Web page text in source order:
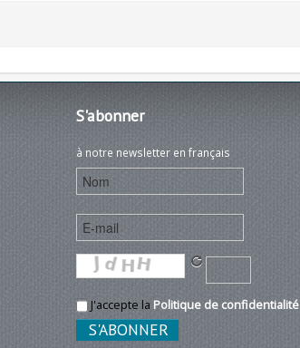
S'abonner
à notre newsletter en français
J'accepte la Politique de confidentialité